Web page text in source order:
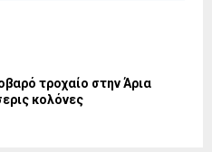
τροχαίο στην Άρια
κολόνες